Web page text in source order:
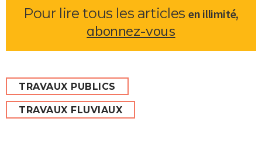
Pour lire tous les articlesen illimité,
abonnez-vous
TRAVAUX PUBLICS
TRAVAUX FLUVIAUX